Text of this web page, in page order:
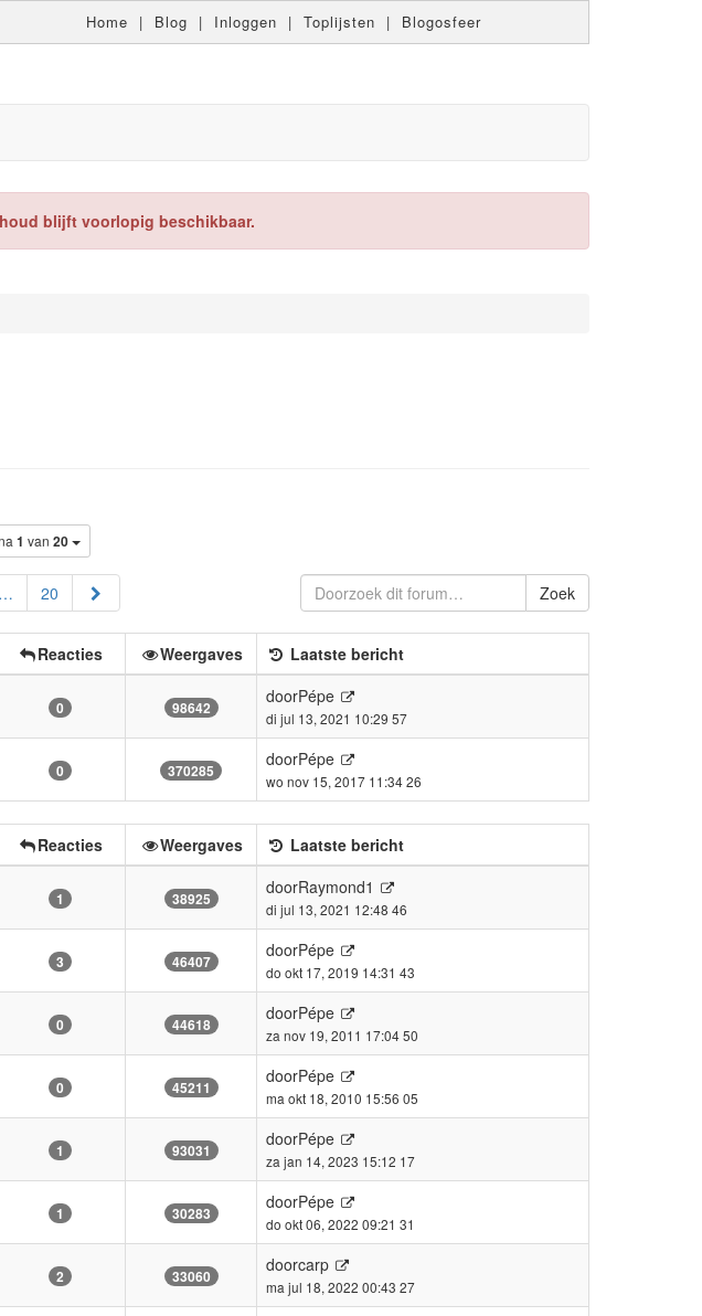
Home | Blog | Inloggen | Toplijsten | Blogosfeer
blijft voorlopig beschikbaar.
1 van 20
… 20 Volgende Zoek
Reacties Weergaves
Laatste bericht
0 98642
doorPépe
di jul 13, 2021 10:29 57
0 370285
doorPépe
wo nov 15, 2017 11:34 26
Reacties Weergaves
Laatste bericht
1 38925
doorRaymond1
di jul 13, 2021 12:48 46
3 46407
doorPépe
do okt 17, 2019 14:31 43
0 44618
doorPépe
za nov 19, 2011 17:04 50
0 45211
doorPépe
ma okt 18, 2010 15:56 05
1 93031
doorPépe
za jan 14, 2023 15:12 17
1 30283
doorPépe
do okt 06, 2022 09:21 31
2 33060
doorcarp
ma jul 18, 2022 00:43 27